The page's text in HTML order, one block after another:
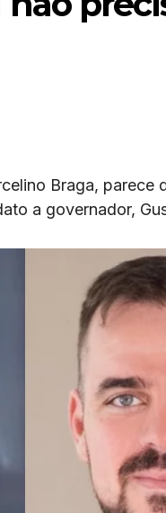
Braga, parece
a governador,